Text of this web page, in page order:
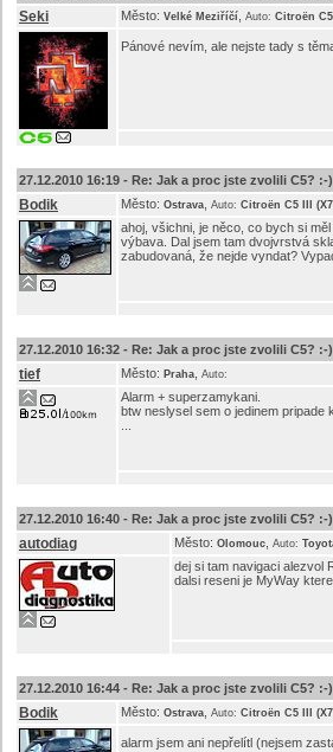
Seki Město: Velké Meziříčí Auto: Citroën
Pánové nevím, ale nejste tady s
27.12.2010 16:19 - Re: Jak a proc jste zvolili C5? :-)
Bodik Město: Ostrava Auto: Citroën C5 III
ahoj, všichni, je něco, co bych si
výbava. Dal jsem tam dvojvrstvá
zabudovaná, že nejde vyndat?
27.12.2010 16:32 - Re: Jak a proc jste zvolili C5? :-)
tief Město: Praha Auto:
Alarm + superzamykani.
btw neslysel sem o jedinem
27.12.2010 16:40 - Re: Jak a proc jste zvolili C5? :-)
autodiag Město: Olomouc Auto:
dej si tam navigaci alezvol
dalsi reseni je MyWay
27.12.2010 16:44 - Re: Jak a proc jste zvolili C5? :-)
Bodik Město: Ostrava Auto: Citroën C5 III
alarm jsem ani nepřelítl (nejsem